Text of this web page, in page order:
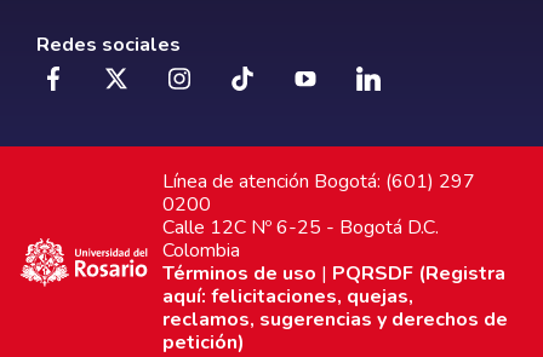
Redes sociales
Línea de atención Bogotá: (601) 297
0200
Calle 12C Nº 6-25 - Bogotá D.C.
Colombia
Términos de uso | PQRSDF (Registra
aquí: felicitaciones, quejas,
reclamos, sugerencias y derechos de
petición)